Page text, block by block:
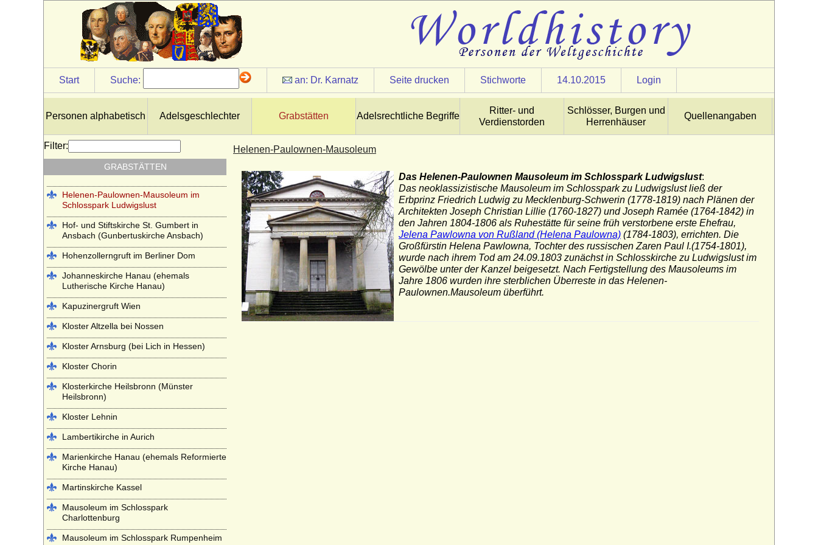
Start Suche: an: Dr. Karnatz Seite drucken Stichworte 14.10.2015 Login
Personen alphabetisch Adelsgeschlechter Grabstätten Adelsrechtliche Begriffe
Ritter- und
Verdienstorden
Schlösser, Burgen und
Herrenhäuser
Quellenangaben
Helenen-Paulownen-Mausoleum
Das Helenen-Paulownen Mausoleum im Schlosspark Ludwigslust:
Das neoklassizistische Mausoleum im Schlosspark zu Ludwigslust ließ der
Erbprinz Friedrich Ludwig zu Mecklenburg-Schwerin (1778-1819) nach Plänen der
Architekten Joseph Christian Lillie (1760-1827) und Joseph Ramée (1764-1842) in
den Jahren 1804-1806 als Ruhestätte für seine früh verstorbene erste Ehefrau,
Jelena Pawlowna von Rußland (Helena Paulowna) (1784-1803), errichten. Die
Großfürstin Helena Pawlowna, Tochter des russischen Zaren Paul I.(1754-1801),
wurde nach ihrem Tod am 24.09.1803 zunächst in Schlosskirche zu Ludwigslust im
Gewölbe unter der Kanzel beigesetzt. Nach Fertigstellung des Mausoleums im
Jahre 1806 wurden ihre sterblichen Überreste in das Helenen-
Paulownen.Mausoleum überführt.
Filter:
GRABSTÄTTEN
Antikentempel im Park Sanssouci
Basilica di San Lorenzo in Florenz
(Cappelle Medicee)
Cirksena-Mausoleum in Aurich
Erlöserkirche Hedingen im Kloster
Hedingen
Garnisonkirche Berlin und Alter
Garnisonfriedhof Berlin
Grabkapelle auf dem Württemberg
Großherzoglich-Badische Grabkapelle
Karlsruhe
Helenen-Paulownen-Mausoleum im
Schlosspark Ludwigslust
Hof- und Stiftskirche St. Gumbert in
Ansbach (Gunbertuskirche Ansbach)
Hohenzollerngruft im Berliner Dom
Johanneskirche Hanau (ehemals
Lutherische Kirche Hanau)
Kapuzinergruft Wien
Kloster Altzella bei Nossen
Kloster Arnsburg (bei Lich in Hessen)
Kloster Chorin
Klosterkirche Heilsbronn (Münster
Heilsbronn)
Kloster Lehnin
Lambertikirche in Aurich
Marienkirche Hanau (ehemals Reformierte
Kirche Hanau)
Martinskirche Kassel
Mausoleum im Schlosspark
Charlottenburg
Mausoleum im Schlosspark Rumpenheim